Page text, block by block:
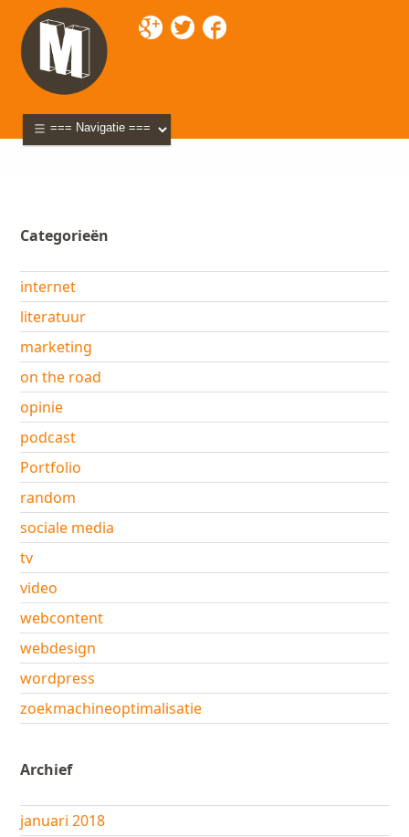
Categorieën
internet
literatuur
marketing
on the road
opinie
podcast
Portfolio
random
sociale media
tv
video
webcontent
webdesign
wordpress
zoekmachineoptimalisatie
Archief
januari 2018